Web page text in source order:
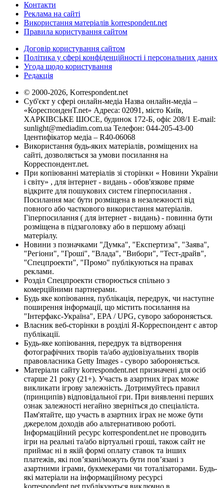
Контакти
Реклама на сайті
Використання матеріалів korrespondent.net
Правила користування сайтом
Договір користування сайтом
Політика у сфері конфіденційності і персональних даних
Угода щодо користування
Редакція
© 2000-2026, Korrespondent.net
Суб'єкт у сфері онлайн-медіа Назва онлайн-медіа –
«КореспонденТ.net» Адреса: 02091, місто Київ,
ХАРКІВСЬКЕ ШОСЕ, будинок 172-Б, офіс 208/1 E-mail:
sunlight@mediadim.com.ua Телефон: 044-205-43-00
Ідентифікатор медіа – R40-06068
Використання будь-яких матеріалів, розміщених на
сайті, дозволяється за умови посилання на
Корреспондент.net.
При копіюванні матеріалів зі сторінки « Новини України
і світу» , для інтернет - видань - обов'язкове пряме
відкрите для пошукових систем гіперпосилання .
Посилання має бути розміщена в незалежності від
повного або часткового використання матеріалів.
Гіперпосилання ( для інтернет - видань) - повинна бути
розміщена в підзаголовку або в першому абзаці
матеріалу.
Новини з позначками "Думка", "Експертиза", "Заява",
"Регіони", "Гроші", "Влада", "Вибори", "Тест-драйв",
"Спецпроекти", "Промо" публікуються на правах
реклами.
Розділ Спецпроекти створюється спільно з
комерційними партнерами.
Будь яке копіювання, публікація, передрук, чи наступне
поширення інформації, що містить посилання на
"Інтерфакс-Україна", EPA / UPG, суворо забороняється.
Власник веб-сторінки в розділі Я-Корреспондент є автор
публікації.
Будь-яке копіювання, передрук та відтворення
фотографічних творів та/або аудіовізуальних творів
правовласника Getty Images - суворо забороняється.
Матеріали сайту korrespondent.net призначені для осіб
старше 21 року (21+). Участь в азартних іграх може
викликати ігрову залежність. Дотримуйтесь правил
(принципів) відповідальної гри. При виявленні перших
ознак залежності негайно зверніться до спеціаліста.
Пам'ятайте, що участь в азартних іграх не може бути
джерелом доходів або альтернативою роботі.
Інформаційний ресурс korrespondent.net не проводить
ігри на реальні та/або віртуальні гроші, також сайт не
приймає ні в якій формі оплату ставок та інших
платежів, які пов’язані/можуть бути пов’язані з
азартними іграми, букмекерами чи тоталізаторами. Будь-
які матеріали на інформаційному ресурсі